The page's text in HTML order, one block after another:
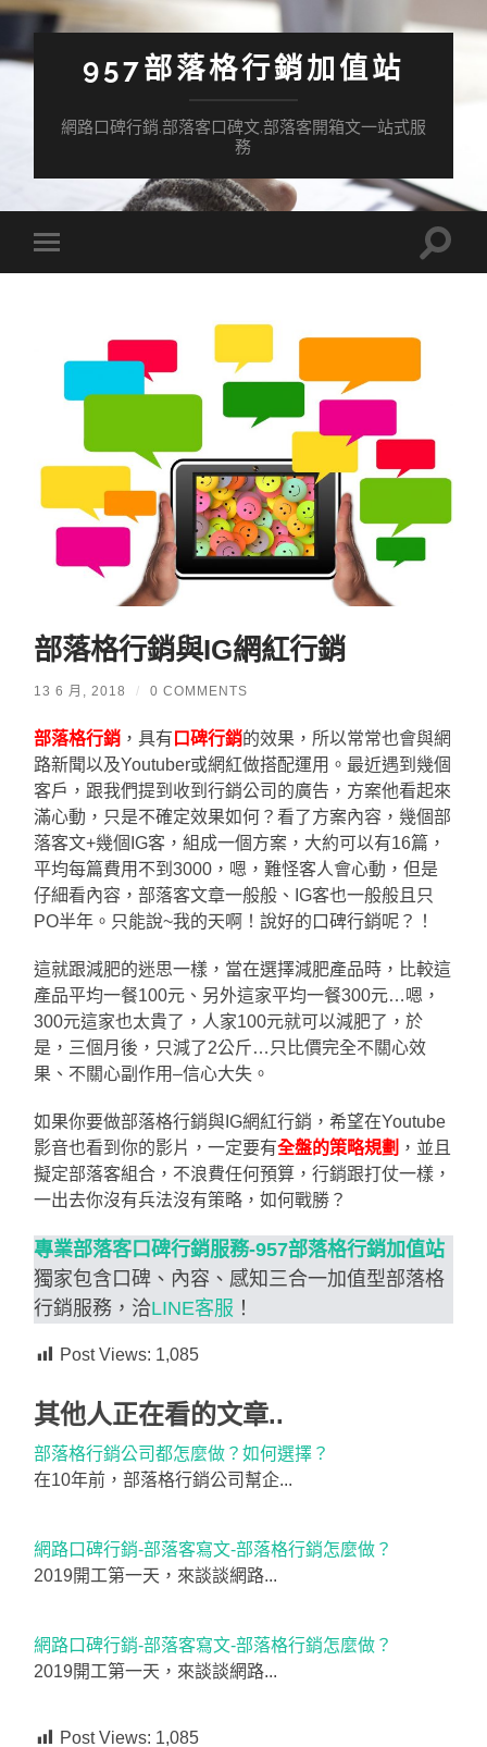
957部落格行銷加值站
網路口碑行銷.部落客口碑文.部落客開箱文一站式服
務
mobile
Toggle
部落格行銷與IG網紅行銷
13 6 月, 2018 / 0 COMMENTS
部落格行銷 ，具有 口碑行銷的效果，所以常常也會與網
路新聞以及Youtuber或網紅做搭配運用。最近遇到幾個
客戶，跟我們提到收到行銷公司的廣告，方案他看起來
滿心動，只是不確定效果如何？看了方案內容，幾個部
落客文+幾個IG客，組成一個方案，大約可以有16篇，
平均每篇費用不到3000，嗯，難怪客人會心動，但是
仔細看內容，部落客文章一般般、IG客也一般般且只
PO半年。只能說~我的天啊！說好的口碑行銷呢？！
這就跟減肥的迷思一樣，當在選擇減肥產品時，比較這
產品平均一餐100元、另外這家平均一餐300元…嗯，
300元這家也太貴了，人家100元就可以減肥了，於
是，三個月後，只減了2公斤…只比價完全不關心效
果、不關心副作用–信心大失。
如果你要做部落格行銷與IG網紅行銷，希望在Youtube
影音也看到你的影片，一定要有全盤的策略規劃 ，並且
擬定部落客組合，不浪費任何預算，行銷跟打仗一樣，
一出去你沒有兵法沒有策略，如何戰勝？
專業部落客口碑行銷服務-957部落格行銷加值站
獨家包含口碑、內容、感知三合一加值型部落格
行銷服務，洽LINE客服 ！
Post Views: 1,085
其他人正在看的文章..
部落格行銷公司都怎麼做？如何選擇？
在10年前，部落格行銷公司幫企...
網路口碑行銷-部落客寫文-部落格行銷怎麼做？
2019開工第一天，來談談網路...
網路口碑行銷-部落客寫文-部落格行銷怎麼做？
2019開工第一天，來談談網路...
Post Views: 1,085